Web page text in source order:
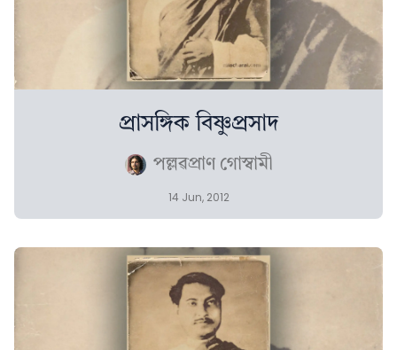
প্ৰাসঙ্গিক বিষ্ণুপ্ৰসাদ
পল্লৱপ্ৰাণ গোস্বামী
14 Jun, 2012